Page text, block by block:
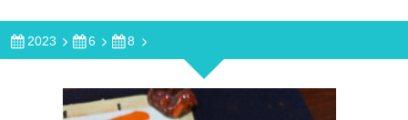
2023 6 8